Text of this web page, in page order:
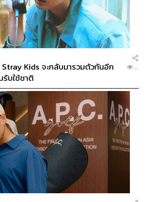
Kids จะกลับมารวมตัวกันอีก
บใช้ชาติ
...